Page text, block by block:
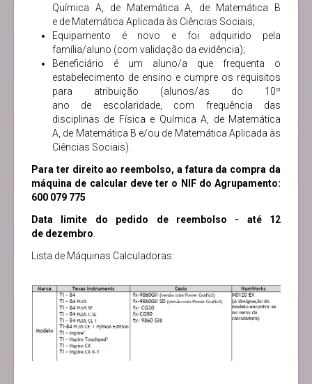
Química A, de Matemática A, de Matemática B
e de Matemática Aplicada às Ciências Sociais;
Equipamento é novo e foi adquirido pela
família/aluno (com validação da evidência);
Beneficiário é um aluno/a que frequenta o
estabelecimento de ensino e cumpre os requisitos
para atribuição (alunos/as do 10º
ano de escolaridade, com frequência das
disciplinas de Física e Química A, de Matemática
A, de Matemática B e/ou de Matemática Aplicada às
Ciências Sociais).
Para ter direito ao reembolso, a fatura da compra da
máquina de calcular deve ter o NIF do Agrupamento:
600 079 775
Data limite do pedido de reembolso - até 12
de dezembro
Lista de Máquinas Calculadoras: